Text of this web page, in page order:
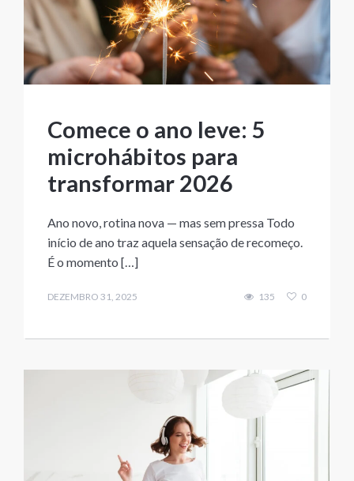
Comece o ano leve: 5
microhábitos para
transformar 2026
Ano novo, rotina nova — mas sem pressa Todo
início de ano traz aquela sensação de recomeço.
É o momento […]
DEZEMBRO 31, 2025 135 0